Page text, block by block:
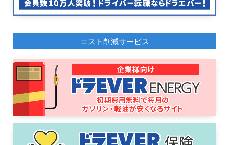
コスト削減サービス